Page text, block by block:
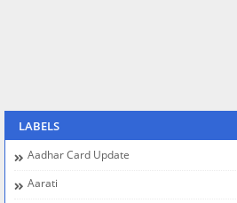
LABELS
Aadhar Card Update
Aarati